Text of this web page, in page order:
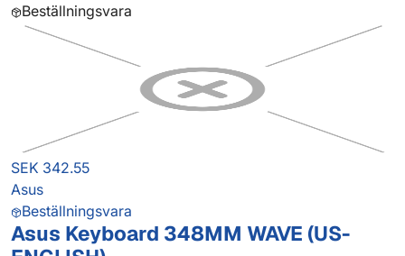
Beställningsvara
SEK 342.55
Asus
Beställningsvara
Asus Keyboard 348MM WAVE (US-